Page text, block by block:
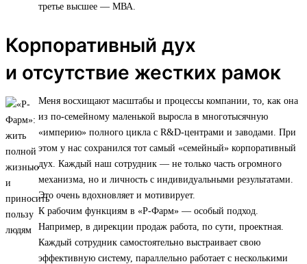
третье высшее — МВА.
Корпоративный дух
и отсутствие жестких рамок
Меня восхищают масштабы и процессы компании, то, как она
из по-семейному маленькой выросла в многотысячную
«империю» полного цикла с R&D-центрами и заводами. При
этом у нас сохранился тот самый «семейный» корпоративный
дух. Каждый наш сотрудник — не только часть огромного
механизма, но и личность с индивидуальными результатами.
Это очень вдохновляет и мотивирует.
К рабочим функциям в «Р-Фарм» — особый подход.
Например, в дирекции продаж работа, по сути, проектная.
Каждый сотрудник самостоятельно выстраивает свою
эффективную систему, параллельно работает с несколькими